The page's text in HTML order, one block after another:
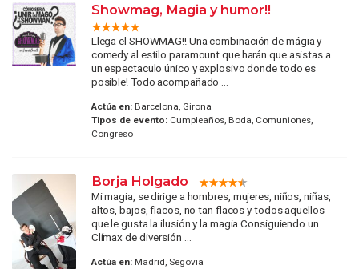
Showmag, Magia y humor!!
Llega el SHOWMAG!! Una combinación de mágia y
comedy al estilo paramount que harán que asistas a
un espectaculo único y explosivo donde todo es
posible! Todo acompañado ...
Actúa en:Barcelona, Girona
Tipos de evento:Cumpleaños, Boda, Comuniones,
Congreso
Borja Holgado
Mi magia, se dirige a hombres, mujeres, niños, niñas,
altos, bajos, flacos, no tan flacos y todos aquellos
que le gusta la ilusión y la magia.Consiguiendo un
Clímax de diversión ...
Actúa en:Madrid, Segovia